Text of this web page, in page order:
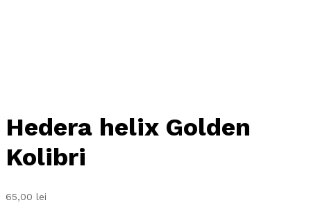
Hedera helix Golden
Kolibri
65,00 lei